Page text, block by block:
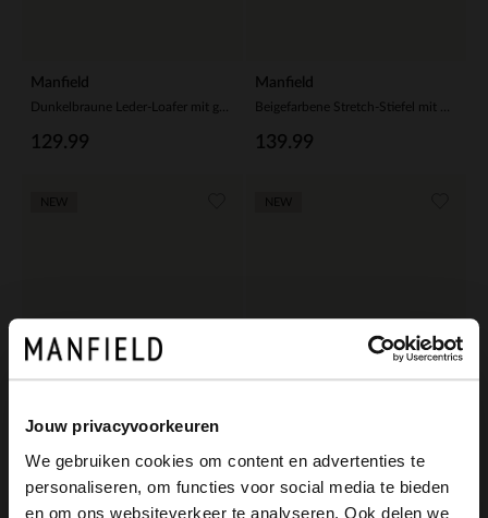
Jouw privacyvoorkeuren
We gebruiken cookies om content en advertenties te
personaliseren, om functies voor social media te bieden
en om ons websiteverkeer te analyseren. Ook delen we
Manfield
129.99
Manfield
139.99
No Stress No Stress